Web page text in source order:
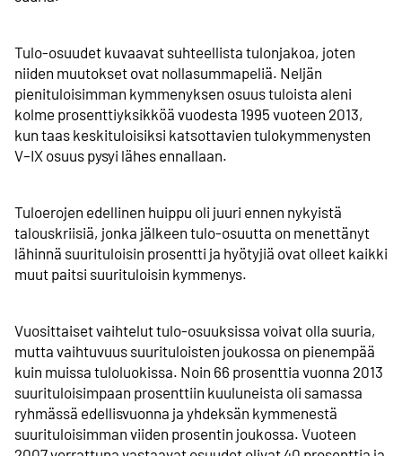
Tulo-osuudet kuvaavat suhteellista tulonjakoa, joten
niiden muutokset ovat nollasummapeliä. Neljän
pienituloisimman kymmenyksen osuus tuloista aleni
kolme prosenttiyksikköä vuodesta 1995 vuoteen 2013,
kun taas keskituloisiksi katsottavien tulokymmenysten
V–IX osuus pysyi lähes ennallaan.
Tuloerojen edellinen huippu oli juuri ennen nykyistä
talouskriisiä, jonka jälkeen tulo-osuutta on menettänyt
lähinnä suurituloisin prosentti ja hyötyjiä ovat olleet kaikki
muut paitsi suurituloisin kymmenys.
Vuosittaiset vaihtelut tulo-osuuksissa voivat olla suuria,
mutta vaihtuvuus suurituloisten joukossa on pienempää
kuin muissa tuloluokissa. Noin 66 prosenttia vuonna 2013
suurituloisimpaan prosenttiin kuuluneista oli samassa
ryhmässä edellisvuonna ja yhdeksän kymmenestä
suurituloisimman viiden prosentin joukossa. Vuoteen